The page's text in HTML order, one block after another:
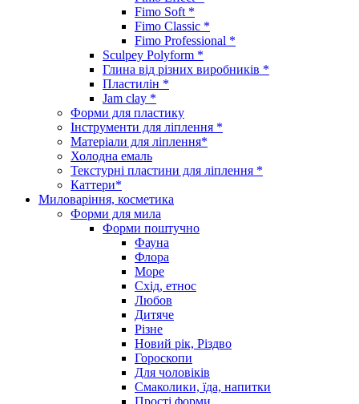
Fimo Soft *
Fimo Classic *
Fimo Professional *
Sculpey Polyform *
Глина від різних виробників *
Пластилін *
Jam clay *
Форми для пластику
Інструменти для ліплення *
Матеріали для ліплення*
Холодна емаль
Текстурні пластини для ліплення *
Каттери*
Миловаріння, косметика
Форми для мила
Форми поштучно
Фауна
Флора
Море
Схід, етнос
Любов
Дитяче
Різне
Новий рік, Різдво
Гороскопи
Для чоловіків
Смаколики, їда, напитки
Прості форми